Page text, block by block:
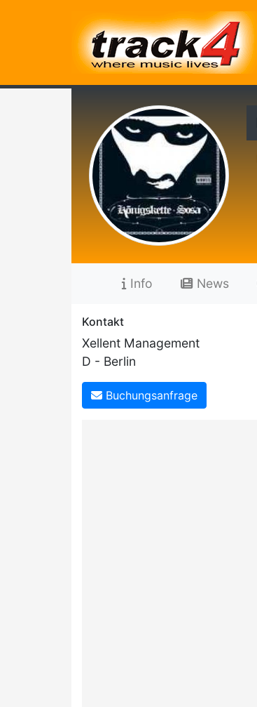
Info News
Kontakt
Xellent Management
D - Berlin
Buchungsanfrage